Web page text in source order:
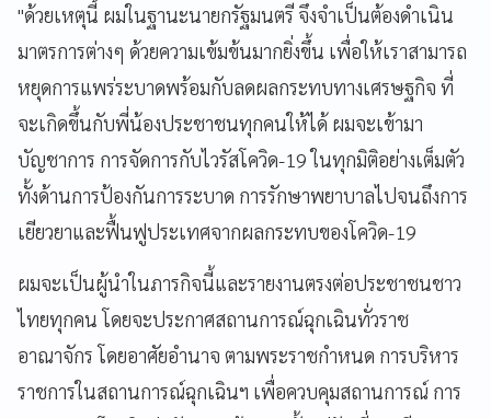
"ด้วยเหตุนี้ ผมในฐานะนายกรัฐมนตรี จึงจำเป็นต้องดำเนิน
มาตรการต่างๆ ด้วยความเข้มข้นมากยิ่งขึ้น เพื่อให้เราสามารถ
หยุดการแพร่ระบาดพร้อมกับลดผลกระทบทางเศรษฐกิจ ที่
จะเกิดขึ้นกับพี่น้องประชาชนทุกคนให้ได้ ผมจะเข้ามา
บัญชาการ การจัดการกับไวรัสโควิด-19 ในทุกมิติอย่างเต็มตัว
ทั้งด้านการป้องกันการระบาด การรักษาพยาบาลไปจนถึงการ
เยียวยาและฟื้นฟูประเทศจากผลกระทบของโควิด-19
ผมจะเป็นผู้นำในภารกิจนี้และรายงานตรงต่อประชาชนชาว
ไทยทุกคน โดยจะประกาศสถานการณ์ฉุกเฉินทั่วราช
อาณาจักร โดยอาศัยอำนาจ ตามพระราชกำหนด การบริหาร
ราชการในสถานการณ์ฉุกเฉินฯ เพื่อควบคุมสถานการณ์ การ